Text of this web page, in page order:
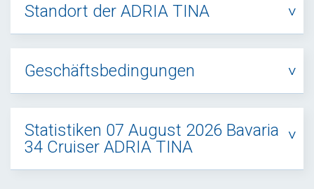
Standort der ADRIA TINA
Geschäftsbedingungen
Statistiken 07 August 2026 Bavaria
34 Cruiser ADRIA TINA